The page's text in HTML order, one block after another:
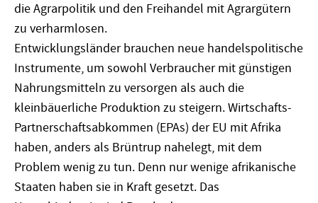
die Agrarpolitik und den Freihandel mit Agrargütern
zu verharmlosen.
Entwicklungsländer brauchen neue handelspolitische
Instrumente, um sowohl Verbraucher mit günstigen
Nahrungsmitteln zu versorgen als auch die
kleinbäuerliche Produktion zu steigern. Wirtschafts-
Partnerschaftsabkommen (EPAs) der EU mit Afrika
haben, anders als Brüntrup nahelegt, mit dem
Problem wenig zu tun. Denn nur wenige afrikanische
Staaten haben sie in Kraft gesetzt. Das